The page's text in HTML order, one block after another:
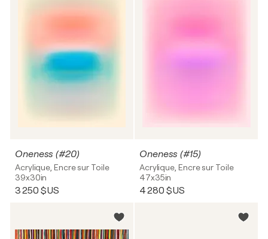
Oneness (#20)
Acrylique, Encre sur Toile
39x30in
3 250 $US
Oneness (#15)
Acrylique, Encre sur Toile
47x35in
4 280 $US